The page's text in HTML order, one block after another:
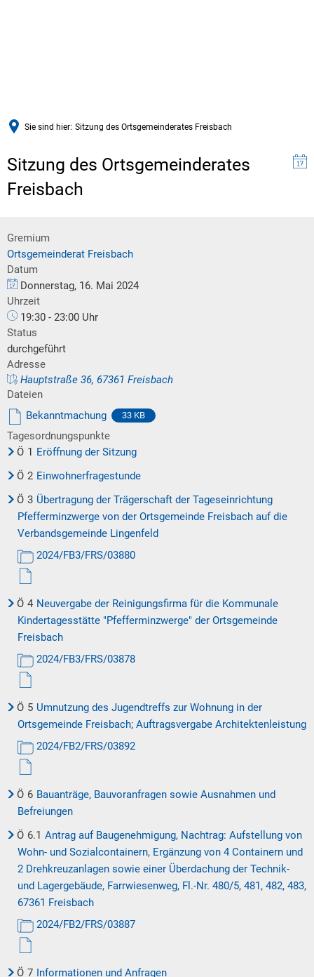
Sie sind hier: Sitzung des Ortsgemeinderates Freisbach
Sitzung des Ortsgemeinderates
Freisbach
Gremium
Ortsgemeinderat Freisbach
Datum
Donnerstag, 16. Mai 2024
Uhrzeit
19:30 - 23:00 Uhr
Status
durchgeführt
Adresse
Hauptstraße 36, 67361 Freisbach
Dateien
Bekanntmachung
33 KB
Tagesordnungspunkte
Ö 1 Eröffnung der Sitzung
Ö 2 Einwohnerfragestunde
Ö 3 Übertragung der Trägerschaft der Tageseinrichtung
Pfefferminzwerge von der Ortsgemeinde Freisbach auf die
Verbandsgemeinde Lingenfeld
2024/FB3/FRS/03880
Ö 4 Neuvergabe der Reinigungsfirma für die Kommunale
Kindertagesstätte "Pfefferminzwerge" der Ortsgemeinde
Freisbach
2024/FB3/FRS/03878
Ö 5 Umnutzung des Jugendtreffs zur Wohnung in der
Ortsgemeinde Freisbach; Auftragsvergabe Architektenleistung
2024/FB2/FRS/03892
Ö 6 Bauanträge, Bauvoranfragen sowie Ausnahmen und
Befreiungen
Ö 6.1 Antrag auf Baugenehmigung, Nachtrag: Aufstellung von
Wohn- und Sozialcontainern, Ergänzung von 4 Containern und
2 Drehkreuzanlagen sowie einer Überdachung der Technik-
und Lagergebäude, Farrwiesenweg, Fl.-Nr. 480/5, 481, 482, 483,
67361 Freisbach
2024/FB2/FRS/03887
Ö 7 Informationen und Anfragen